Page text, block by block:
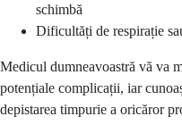
schimbă
Dificultăți de respirație
Medicul dumneavoastră vă va
potențiale complicații, iar
depistarea timpurie a oricăror